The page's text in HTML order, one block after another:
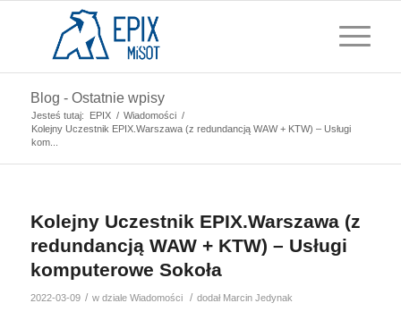
Blog - Ostatnie wpisy
Jesteś tutaj: EPIX / Wiadomości /
Kolejny Uczestnik EPIX.Warszawa (z redundancją WAW + KTW) – Usługi
kom...
Kolejny Uczestnik EPIX.Warszawa (z
redundancją WAW + KTW) – Usługi
komputerowe Sokoła
2022-03-09 / w dziale Wiadomości / dodał Marcin Jedynak